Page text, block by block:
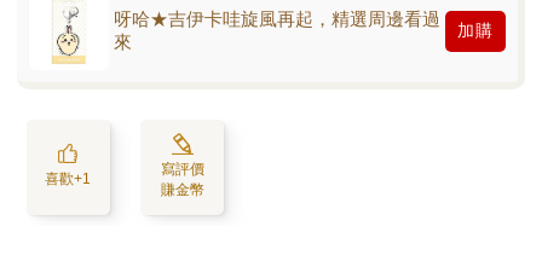
呀哈★吉伊卡哇旋風再起，精選周邊看過
來
加購
喜歡+1
寫評價
賺金幣